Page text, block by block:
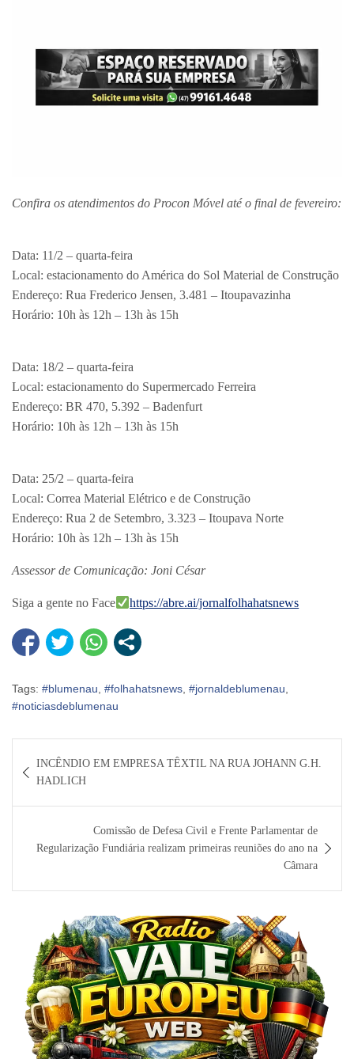
Confira os atendimentos do Procon Móvel até o final de fevereiro:
Data: 11/2 – quarta-feira
Local: estacionamento do América do Sol Material de Construção
Endereço: Rua Frederico Jensen, 3.481 – Itoupavazinha
Horário: 10h às 12h – 13h às 15h
Data: 18/2 – quarta-feira
Local: estacionamento do Supermercado Ferreira
Endereço: BR 470, 5.392 – Badenfurt
Horário: 10h às 12h – 13h às 15h
Data: 25/2 – quarta-feira
Local: Correa Material Elétrico e de Construção
Endereço: Rua 2 de Setembro, 3.323 – Itoupava Norte
Horário: 10h às 12h – 13h às 15h
Assessor de Comunicação: Joni César
Siga a gente no Face https://abre.ai/jornalfolhahatsnews
Tags: #blumenau, #folhahatsnews, #jornaldeblumenau,
#noticiasdeblumenau
de
Post
INCÊNDIO EM EMPRESA TÊXTIL NA RUA JOHANN G.H.
HADLICH
Comissão de Defesa Civil e Frente Parlamentar de
Regularização Fundiária realizam primeiras reuniões do ano na
Câmara